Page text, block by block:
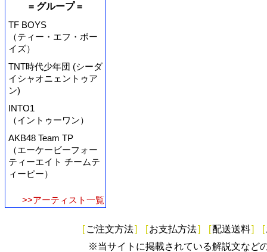
= グループ =
TF BOYS
（ティー・エフ・ボー
イズ）
TNT時代少年団 (シーダ
イシャオニェントゥア
ン)
INTO1
（イントゥーワン）
AKB48 Team TP
（エーケービーフォー
ティーエイト チームテ
ィーピー）
>>アーティスト一覧
[ ご注文方法] [お支払方法] [配送送料] [
※当サイトに掲載されている解説文など